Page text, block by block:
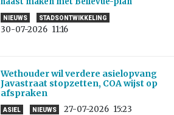
NIEUWS STADSONTWIKKELING
30-07-2026 11:16
Wethouder wil verdere asielopvang
Javastraat stopzetten, COA wijst op
afspraken
ASIEL NIEUWS 27-07-2026 15:23